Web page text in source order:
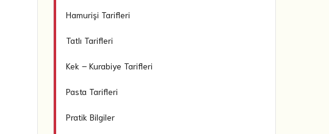
Hamurişi Tarifleri
Tatlı Tarifleri
Kek – Kurabiye Tarifleri
Pasta Tarifleri
Pratik Bilgiler